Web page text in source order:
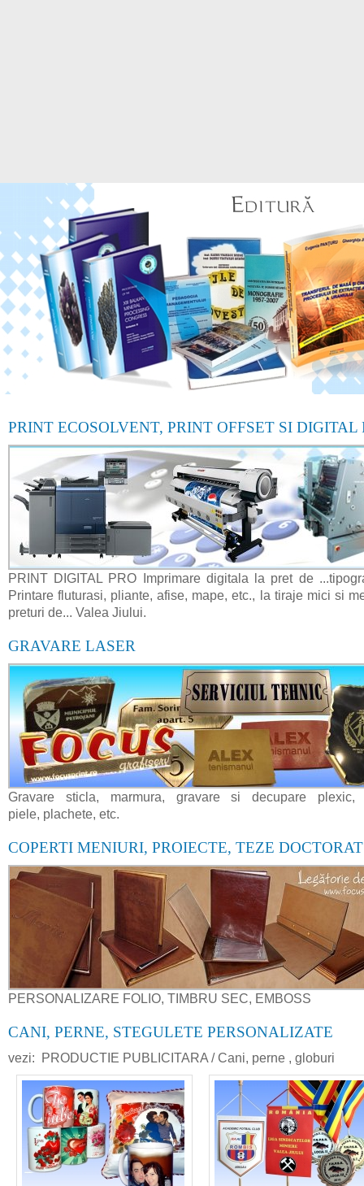
PRINT ECOSOLVENT, PRINT OFFSET SI DIGITAL
PRINT DIGITAL PRO Imprimare digitala la pret de
Printare fluturasi, pliante, afise, mape, etc., la tiraje mici si
preturi de... Valea Jiului.
GRAVARE LASER
Gravare sticla, marmura, gravare si decupare plexic,
piele, plachete, etc.
COPERTI MENIURI, PROIECTE, TEZE DOCTORAT
PERSONALIZARE FOLIO, TIMBRU SEC, EMBOSS
CANI, PERNE, STEGULETE PERSONALIZATE
vezi: PRODUCTIE PUBLICITARA / Cani, perne , globuri